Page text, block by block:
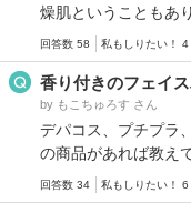
燥肌ということもあ
回答数 58 私もしりたい！ 4
香り付きのフェイ
by もこちゅろす さん
デパコス、プチプラ
の商品があれば教え
回答数 34 私もしりたい！ 6